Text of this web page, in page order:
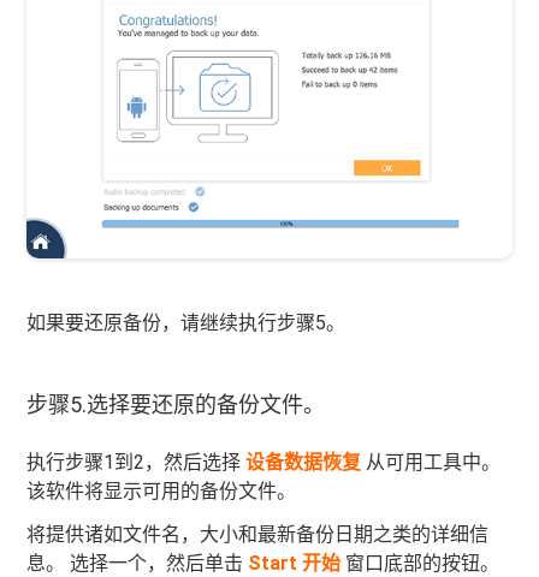
如果要还原备份，请继续执行步骤5。
步骤5.选择要还原的备份文件。
执行步骤1到2，然后选择设备数据恢复 从可用工具中。
该软件将显示可用的备份文件。
将提供诸如文件名，大小和最新备份日期之类的详细信
息。 选择一个，然后单击 Start 开始 窗口底部的按钮。